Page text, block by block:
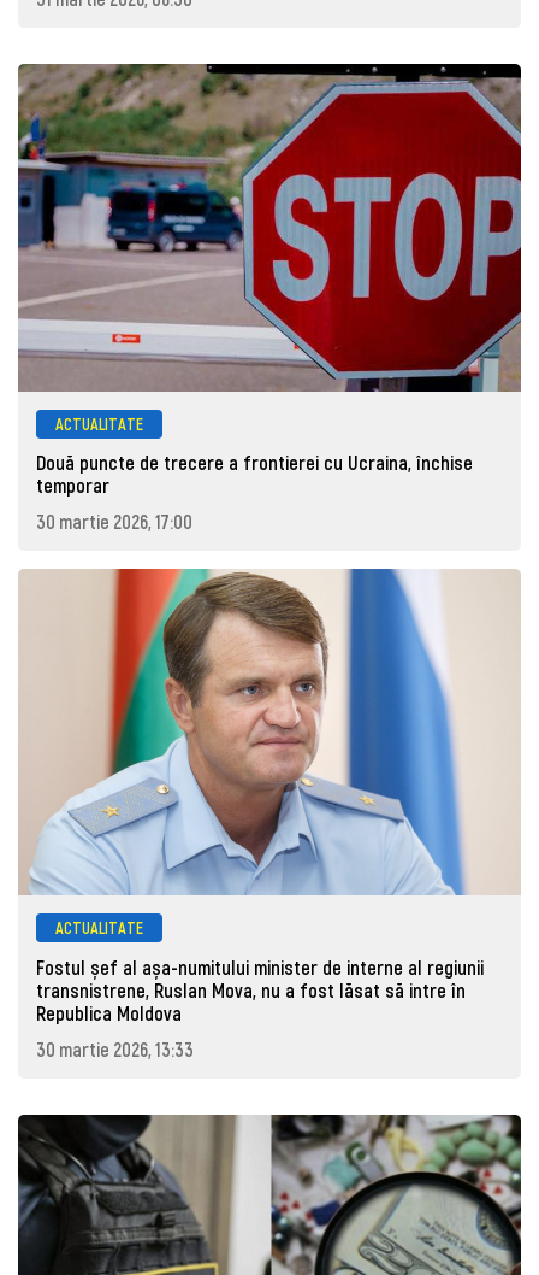
ACTUALITATE
Două puncte de trecere a frontierei cu Ucraina, închise
temporar
30 martie 2026, 17:00
ACTUALITATE
Fostul șef al așa-numitului minister de interne al regiunii
transnistrene, Ruslan Mova, nu a fost lăsat să intre în
Republica Moldova
30 martie 2026, 13:33